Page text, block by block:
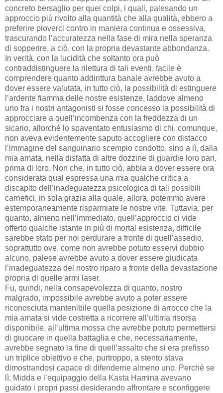
concreto bersaglio per quei colpi, i quali, palesando un
approccio più rivolto alla quantità che alla qualità, ebbero a
preferire pioverci contro in maniera continua e ossessiva,
trascurando l’accuratezza nella fase di mira nella speranza
di sopperire, a ciò, con la propria devastante abbondanza.
In verità, con la lucidità che soltanto ora può
contraddistinguere la rilettura di tali eventi, facile è
comprendere quanto addirittura banale avrebbe avuto a
dover essere valutata, in tutto ciò, la possibilità di estinguere
l’ardente fiamma delle nostre esistenze, laddove almeno
uno fra i nostri antagonisti si fosse concesso la possibilità di
approcciare a quell’incombenza con la freddezza di un
sicario, allorché lo spaventato entusiasmo di chi, comunque,
non aveva evidentemente saputo accogliere con distacco
l’immagine del sanguinario scempio condotto, sino a lì, dalla
mia amata, nella disfatta di altre dozzine di guardie loro pari,
prima di loro. Non che, in tutto ciò, abbia a dover essere ora
considerata qual espressa una mia qualche critica a
discapito dell’inadeguatezza psicologica di tali possibili
carnefici, in sola grazia alla quale, allora, potemmo avere
estemporaneamente risparmiate le nostre vite. Tuttavia, per
quanto, almeno nell’immediato, quell’approccio ci vide
offerto qualche istante in più di mortal esistenza, difficile
sarebbe stato per noi perdurare a fronte di quell’assedio,
soprattutto ove, come non avrebbe potuto esservi dubbio
alcuno, palese avrebbe avuto a dover essere giudicata
l’inadeguatezza del nostro riparo a fronte della devastazione
propria di quelle armi laser.
Fu, quindi, nella consapevolezza di quanto, nostro
malgrado, impossibile avrebbe avuto a poter essere
riconosciuta mantenibile quella posizione di arrocco che la
mia amata si vide costretta a ricorrere all’ultima risorsa
disponibile, all’ultima mossa che avrebbe potuto permettersi
di giuocare in quella battaglia e che, necessariamente,
avrebbe segnato la fine di quell’assalto che si era prefisso
un triplice obiettivo e che, purtroppo, a stento stava
dimostrandosi capace di difenderne almeno uno. Perché se
lì, Midda e l’equipaggio della Kasta Hamina avevano
guidato i propri passi desiderando affrontare e sconfiggere